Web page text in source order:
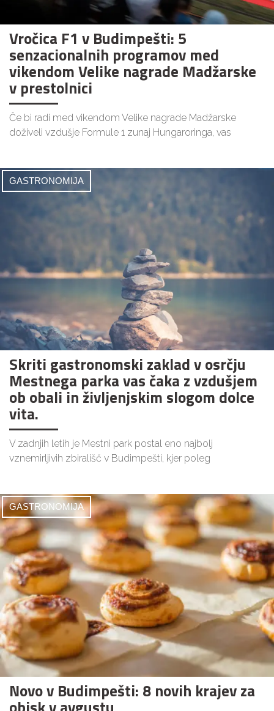
Vročica F1 v Budimpešti: 5
senzacionalnih programov med
vikendom Velike nagrade Madžarske
v prestolnici
Če bi radi med vikendom Velike nagrade Madžarske
doživeli vzdušje Formule 1 zunaj Hungaroringa, vas
GASTRONOMIJA
Skriti gastronomski zaklad v osrčju
Mestnega parka vas čaka z vzdušjem
ob obali in življenjskim slogom dolce
vita.
V zadnjih letih je Mestni park postal eno najbolj
vznemirljivih zbirališč v Budimpešti, kjer poleg
GASTRONOMIJA
Novo v Budimpešti: 8 novih krajev za